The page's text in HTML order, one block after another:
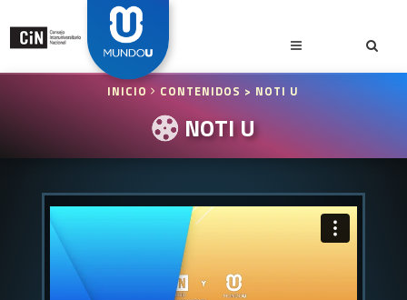
INICIO CONTENIDOS > NOTI U
NOTI U